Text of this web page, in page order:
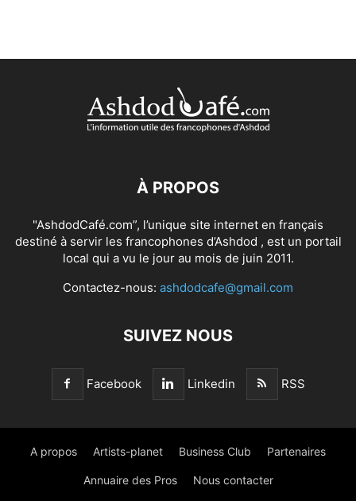
À PROPOS
"AshdodCafé.com”, l’unique site internet en français
destiné à servir les francophones d’Ashdod , est un portail
local qui a vu le jour au mois de juin 2011.
Contactez-nous: ashdodcafe@gmail.com
SUIVEZ NOUS
Facebook Linkedin RSS
A propos Artists-planet Business Club Partenaires
Annuaire des Pros Nous contacter